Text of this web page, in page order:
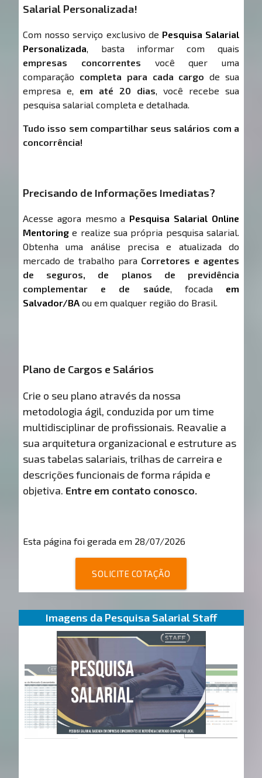
Salarial Personalizada!
Com nosso serviço exclusivo de Pesquisa Salarial
Personalizada, basta informar com quais
empresas concorrentes você quer uma
comparação completa para cada cargo de sua
empresa e, em até 20 dias, você recebe sua
pesquisa salarial completa e detalhada.
Tudo isso sem compartilhar seus salários com a
concorrência!
Precisando de Informações Imediatas?
Acesse agora mesmo a Pesquisa Salarial Online
Mentoring e realize sua própria pesquisa salarial.
Obtenha uma análise precisa e atualizada do
mercado de trabalho para Corretores e agentes
de seguros, de planos de previdência
complementar e de saúde, focada em
Salvador/BA ou em qualquer região do Brasil.
Plano de Cargos e Salários
Crie o seu plano através da nossa
metodologia ágil, conduzida por um time
multidisciplinar de profissionais. Reavalie a
sua arquitetura organizacional e estruture as
suas tabelas salariais, trilhas de carreira e
descrições funcionais de forma rápida e
objetiva. Entre em contato conosco.
Esta página foi gerada em 28/07/2026
SOLICITE COTAÇÃO
Imagens da Pesquisa Salarial Staff